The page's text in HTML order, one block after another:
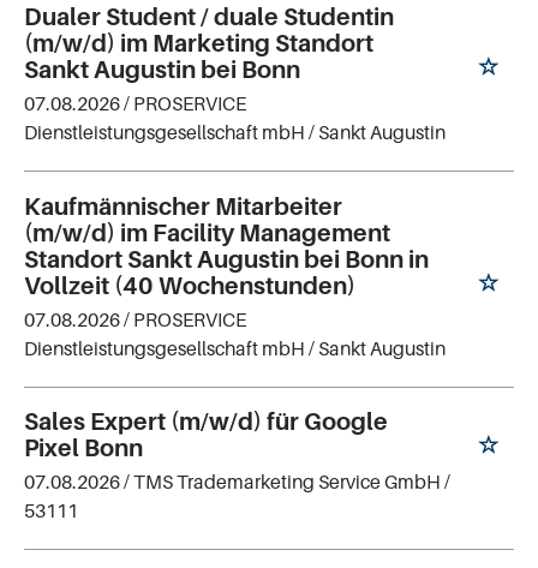
Dualer Student / duale Studentin
(m/w/d) im Marketing Standort
Sankt Augustin bei Bonn
07.08.2026 / PROSERVICE
Dienstleistungsgesellschaft mbH / Sankt Augustin
Kaufmännischer Mitarbeiter
(m/w/d) im Facility Management
Standort Sankt Augustin bei Bonn in
Vollzeit (40 Wochenstunden)
07.08.2026 / PROSERVICE
Dienstleistungsgesellschaft mbH / Sankt Augustin
Sales Expert (m/w/d) für Google
Pixel Bonn
07.08.2026 /TMS Trademarketing Service GmbH /
53111